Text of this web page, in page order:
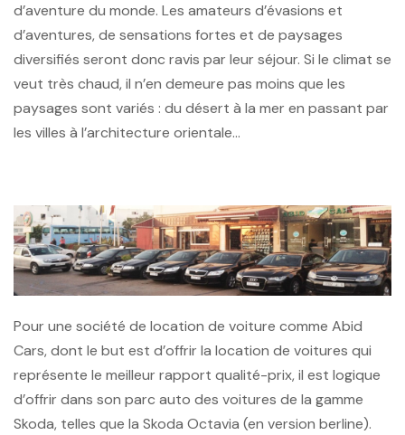
d’aventure du monde. Les amateurs d’évasions et
d’aventures, de sensations fortes et de paysages
diversifiés seront donc ravis par leur séjour. Si le climat se
veut très chaud, il n’en demeure pas moins que les
paysages sont variés : du désert à la mer en passant par
les villes à l’architecture orientale…
Pour une société de location de voiture comme Abid
Cars, dont le but est d’offrir la location de voitures qui
représente le meilleur rapport qualité-prix, il est logique
d’offrir dans son parc auto des voitures de la gamme
Skoda, telles que la Skoda Octavia (en version berline).